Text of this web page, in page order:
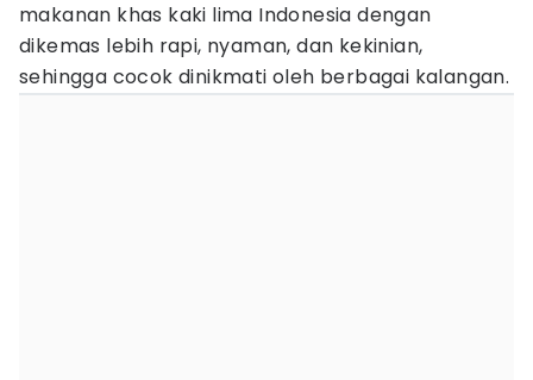
makanan khas kaki lima Indonesia dengan
dikemas lebih rapi, nyaman, dan kekinian,
sehingga cocok dinikmati oleh berbagai kalangan.